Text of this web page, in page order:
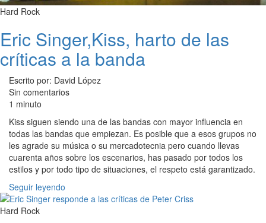
Hard Rock
Eric Singer,Kiss, harto de las
críticas a la banda
Escrito por: David López
Sin comentarios
1 minuto
Kiss siguen siendo una de las bandas con mayor influencia en
todas las bandas que empiezan. Es posible que a esos grupos no
les agrade su música o su mercadotecnia pero cuando llevas
cuarenta años sobre los escenarios, has pasado por todos los
estilos y por todo tipo de situaciones, el respeto está garantizado.
Seguir leyendo
Hard Rock